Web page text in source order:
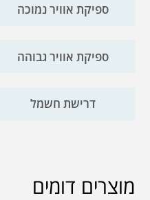
ספיקת אוויר נמוכה
ספיקת אוויר גבוהה
דרישת חשמל
מוצרים דומים